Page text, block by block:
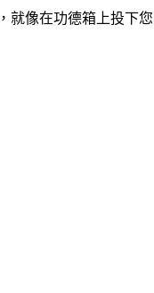
像在功德箱上投